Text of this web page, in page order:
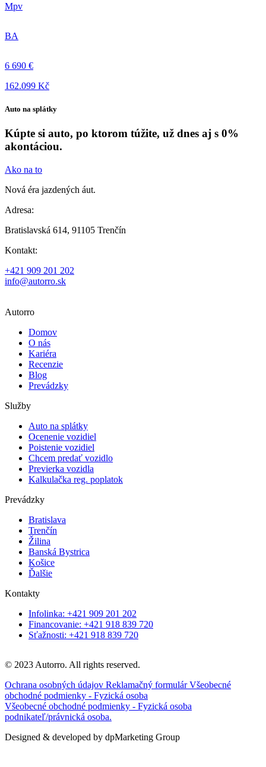
Mpv
BA
6 690 €
162.099 Kč
Auto na splátky
Kúpte si auto, po ktorom túžite, už dnes aj s 0%
akontáciou.
Ako na to
Nová éra jazdených áut.
Adresa:
Bratislavská 614, 91105 Trenčín
Kontakt:
+421 909 201 202
info@autorro.sk
Autorro
Domov
O nás
Kariéra
Recenzie
Blog
Prevádzky
Služby
Auto na splátky
Ocenenie vozidiel
Poistenie vozidiel
Chcem predať vozidlo
Previerka vozidla
Kalkulačka reg. poplatok
Prevádzky
Bratislava
Trenčín
Žilina
Banská Bystrica
Košice
Ďalšie
Kontakty
Infolinka: +421 909 201 202
Financovanie: +421 918 839 720
Sťažnosti: +421 918 839 720
© 2023 Autorro. All rights reserved.
Ochrana osobných údajov Reklamačný formulárVšeobecné
obchodné podmienky - Fyzická osoba
Všeobecné obchodné podmienky - Fyzická osoba
podnikateľ/právnická osoba.
Designed & developed by dpMarketing Group